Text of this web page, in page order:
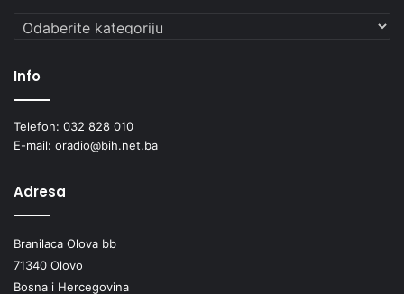
Kategorije
Info
Telefon: 032 828 010
E-mail: oradio@bih.net.ba
Adresa
Branilaca Olova bb
71340 Olovo
Bosna i Hercegovina